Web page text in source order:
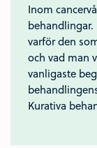
Inom
varför den
och vad man
vanligaste
Kurativa